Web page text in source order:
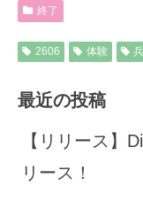
終了
2606 体験
最近の投稿
【リリース】
リース！